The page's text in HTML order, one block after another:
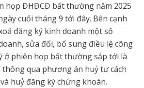
họp ĐHĐCĐ bất thường năm 2025
cuối tháng 9 tới đây. Bên cạnh
đăng ký kinh doanh một số
sửa đổi, bổ sung điều lệ công
ở phiên họp bất thường sắp tới là
thông qua phương án huỷ tư cách
huỷ đăng ký chứng khoán.